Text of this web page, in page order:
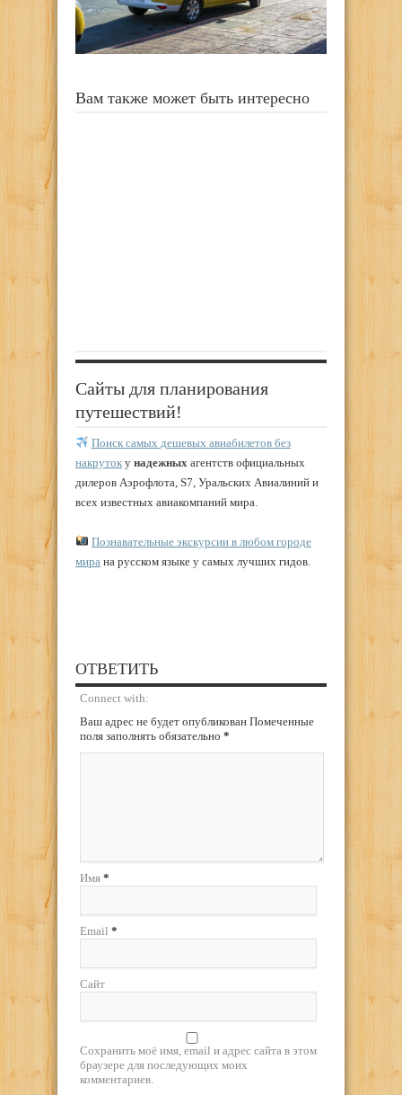
Вам также может быть интересно
Сайты для планирования
путешествий!
Поиск самых дешевых авиабилетов без
накруток у надежных агентств официальных
дилеров Аэрофлота, S7, Уральских Авиалиний и
всех известных авиакомпаний мира.
Познавательные экскурсии в любом городе
мира на русском языке у самых лучших гидов.
ОТВЕТИТЬ
Connect with:
Ваш адрес не будет опубликован Помеченные
поля заполнять обязательно *
Имя *
Email *
Сайт
Сохранить моё имя, email и адрес сайта в этом
браузере для последующих моих
комментариев.